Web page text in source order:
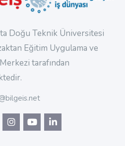
Doğu Teknik Üniversitesi
Eğitim Uygulama ve
tarafından